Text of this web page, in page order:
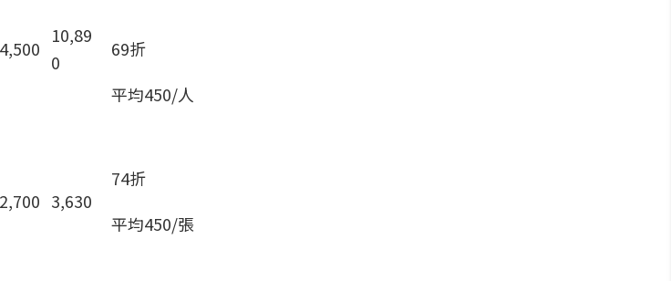
4,500
10,89
0
69折
平均450/人
2,700 3,630
74折
平均450/張